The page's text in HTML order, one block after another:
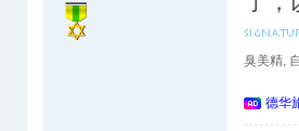
臭美精,
德华